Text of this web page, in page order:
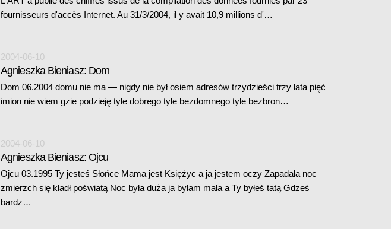
fournisseurs d'accès Internet. Au 31/3/2004, il y avait 10,9 millions d'…
2004-06-10
Agnieszka Bieniasz: Dom
Dom 06.2004 domu nie ma — nigdy nie był osiem adresów trzydzieści trzy lata pięć
imion nie wiem gzie podzieję tyle dobrego tyle bezdomnego tyle bezbron…
2004-06-10
Agnieszka Bieniasz: Ojcu
Ojcu 03.1995 Ty jesteś Słońce Mama jest Księżyc a ja jestem oczy Zapadała noc
zmierzch się kładł poświatą Noc była duża ja byłam mała a Ty byłeś tatą Gdześ
bardz…